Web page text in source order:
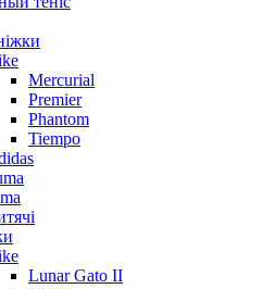
Mercurial
Premier
Phantom
Tiempo
Lunar Gato II